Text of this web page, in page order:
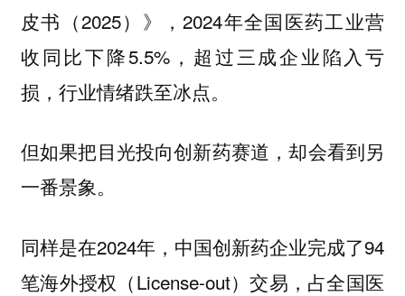
皮书（2025）》，2024年全国医药工业营
收同比下降5.5%，超过三成企业陷入亏
损，行业情绪跌至冰点。
但如果把目光投向创新药赛道，却会看到另
一番景象。
同样是在2024年，中国创新药企业完成了94
笔海外授权（License-out）交易，占全国医